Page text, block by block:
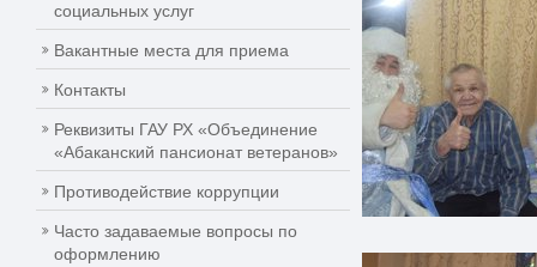
социальных услуг
Вакантные места для приема
Контакты
Реквизиты ГАУ РХ «Объединение
«Абаканский пансионат ветеранов»
Противодействие коррупции
Часто задаваемые вопросы по
оформлению